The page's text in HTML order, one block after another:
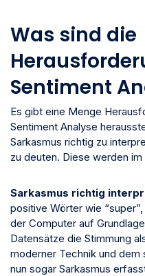
Was sind die
Sentiment
Es gibt eine Menge
Sentiment Analyse
Sarkasmus richtig zu
zu deuten. Diese werden
Sarkasmus richtig
positive Wörter wie
der Computer auf
Datensätze die Stimmung
moderner Technik und dem
nun sogar Sarkasmus